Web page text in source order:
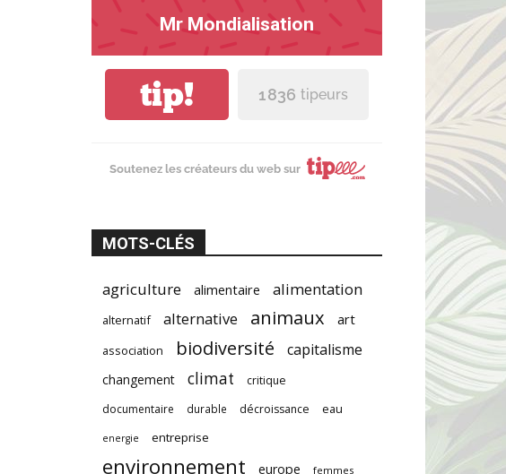
Mr Mondialisation
tip! 1 836 tipeurs
Soutenez les créateurs du web sur
MOTS-CLÉS
agriculture alimentaire alimentation
alternatif alternative animaux art
association biodiversité capitalisme
changement climat
critique
documentaire
durable décroissance eau
energie entreprise
environnement europe femmes